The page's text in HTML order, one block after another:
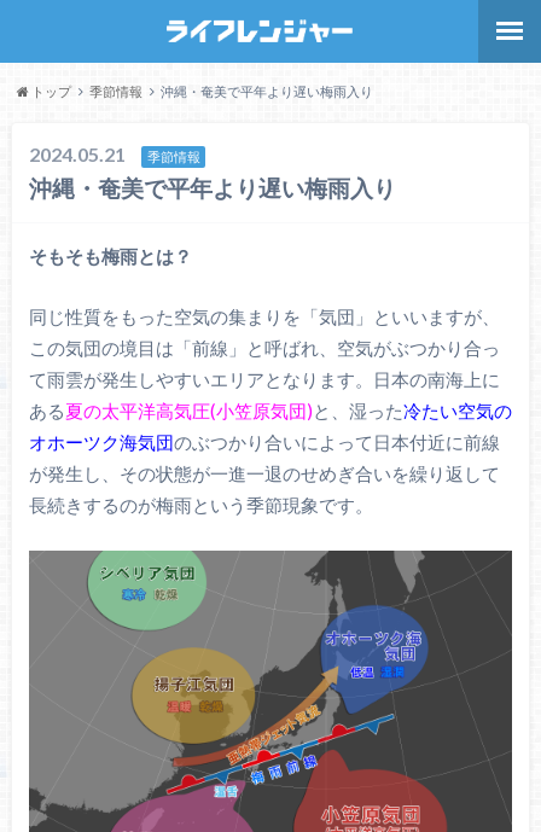
トップ 季節情報 沖縄・奄美で平年より遅い梅雨入り
2024.05.21 季節情報
沖縄・奄美で平年より遅い梅雨入り
そもそも梅雨とは？
同じ性質をもった空気の集まりを「気団」といいますが、
この気団の境目は「前線」と呼ばれ、空気がぶつかり合っ
て雨雲が発生しやすいエリアとなります。日本の南海上に
ある夏の太平洋高気圧(小笠原気団)と、湿った冷たい空気の
オホーツク海気団のぶつかり合いによって日本付近に前線
が発生し、その状態が一進一退のせめぎ合いを繰り返して
長続きするのが梅雨という季節現象です。